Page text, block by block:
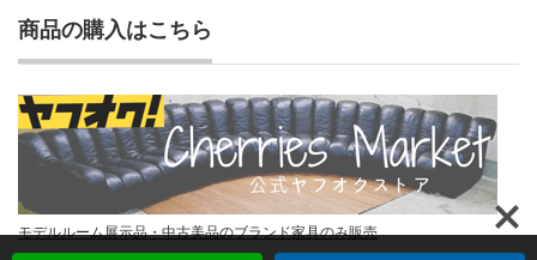
商品の購入はこちら
モデルルーム展示品・中古美品のブランド家具のみ販売